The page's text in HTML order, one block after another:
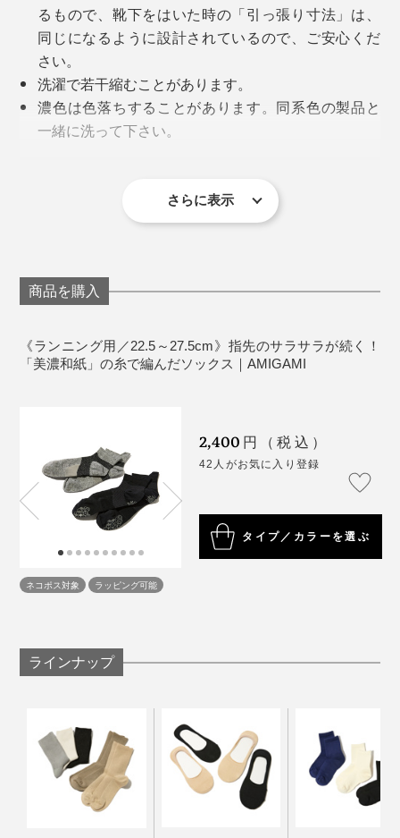
汗を吸っては、放湿しつづけてくれるから、素足でいる
しかも、消臭性も◎。和紙糸の微細な穴が、ニオイの元
写真は、『AMIGAMI』シリーズの「スニーカー用」
和食の店で、友人の家で、靴を脱いであがる瞬間も安心
です。
汗のベタつき・ムレ・ニオイが、いつもより気にならな
くなる『AMIGAMI』は、靴下の新定番だと思います。
編み目の細かい、上質感漂うつくりは、さすがメイド・
イン・ジャパン。仕事に、遊びに、スポーツに、どんな
場にも合う、大人にふさわしい靴下です。
足の甲部分は、通気性アップのためのベンチレーション
メッシュに。足の甲以外は、ハイゲージ編み機で編むこ
とで、肌へのフィット感を高めています。
ので、走りやすい！
汗で濡れたままのソックスは、靴や皮膚との摩擦が強く
なって、ズレやマメの原因になりやすいので、吸水・放
湿性が高い『AMIGAMI』は、ランニングやスポーツに
シュ編みの靴下を履いていたら、トレーニング中に、な
んだか足の小指のあたりがジンジン痛みを感じる……。
赤に腫れていました。どうやら、靴下がズレて、擦れて
でも、この「ランニング用」は、トレーニング後まで、
足指のまわりはもちろん、動きが大きいかかとや足首
も、まずズレません。足全体をキュッと支えてくれてい
るもので、靴下をはいた時の「引っ張り寸法」は、
同じになるように設計されているので、ご安心くだ
さい。
洗濯で若干縮むことがあります。
濃色は色落ちすることがあります。同系色の製品と
一緒に洗って下さい。
漂白剤・蛍光増白剤入り洗剤の使用、タンブラー乾
燥は避けてください。
サイズ：メンズ／25～27.5cm、レディース／22.5～
25cm
タン5%
製造国：日本
さらに表示
商品を購入
《ランニング用／22.5～27.5cm》指先のサラサラが続く！
「美濃和紙」の糸で編んだソックス｜AMIGAMI
ネコポス対象 ラッピング可能
2,400 円（税込）
42人がお気に入り登録
タイプ／カラーを選ぶ
ラインナップ